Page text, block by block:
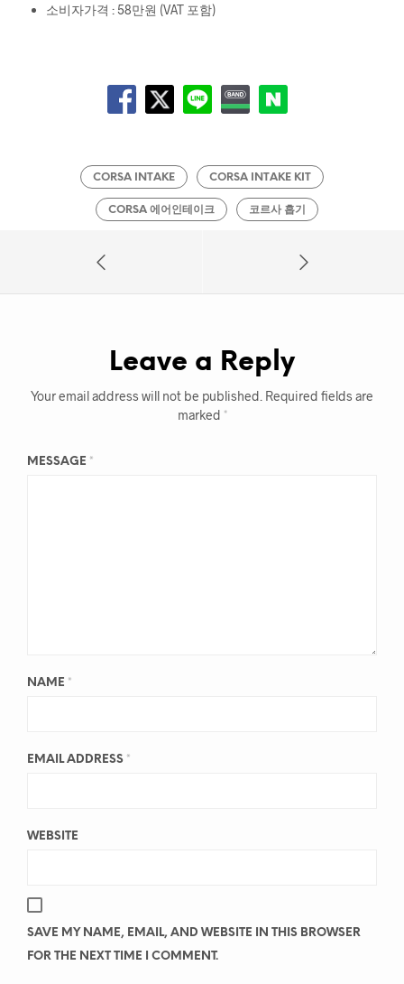
소비자가격 : 58만원 (VAT 포함)
CORSA INTAKE CORSA INTAKE KIT
CORSA 에어인테이크 코르사 흡기
Leave a Reply
Your email address will not be published. Required fields are
marked *
MESSAGE *
NAME *
EMAIL ADDRESS *
WEBSITE
SAVE MY NAME, EMAIL, AND WEBSITE IN THIS BROWSER
FOR THE NEXT TIME I COMMENT.